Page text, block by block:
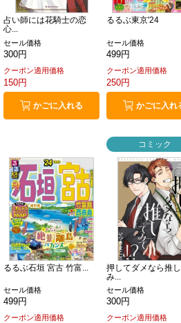
占い師には花騎士の恋
心...
セール価格
300円
クーポン適用価格
150円
かごに入れる
るるぶ東京'24
セール価格
499円
クーポン適用価格
250円
かごに入れ
るるぶ石垣 宮古 竹富...
セール価格
499円
クーポン適用価格
コミック
押してダメなら推
み...
セール価格
300円
クーポン適用価格